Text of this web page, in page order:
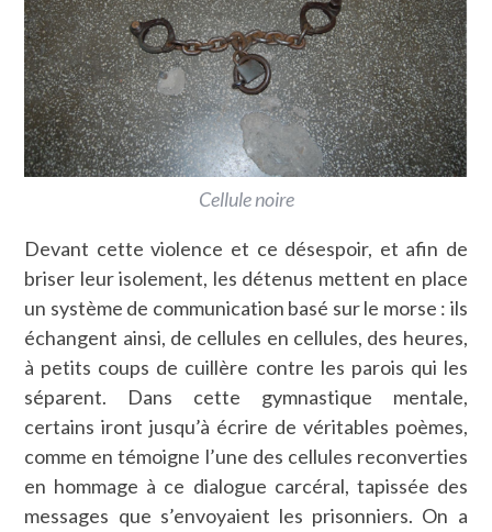
Cellule noire
Devant cette violence et ce désespoir, et afin de
briser leur isolement, les détenus mettent en place
un système de communication basé sur le morse : ils
échangent ainsi, de cellules en cellules, des heures,
à petits coups de cuillère contre les parois qui les
séparent. Dans cette gymnastique mentale,
certains iront jusqu’à écrire de véritables poèmes,
comme en témoigne l’une des cellules reconverties
en hommage à ce dialogue carcéral, tapissée des
messages que s’envoyaient les prisonniers. On a